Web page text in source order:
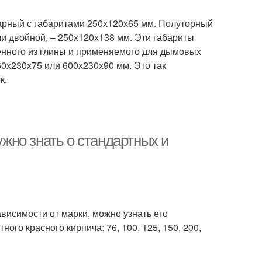
с габаритами 250х120х65 мм. Полуторный
двойной, – 250х120х138 мм. Эти габариты
из глины и применяемого для дымовых
или 600х230х90 мм. Это так
знать о стандартных и
от марки, можно узнать его
красного кирпича: 76, 100, 125, 150, 200,